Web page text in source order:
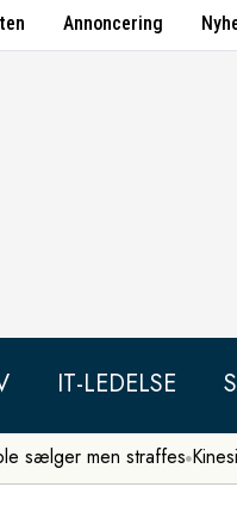
Annoncering
IT-LEDELSE
sælger men straffes